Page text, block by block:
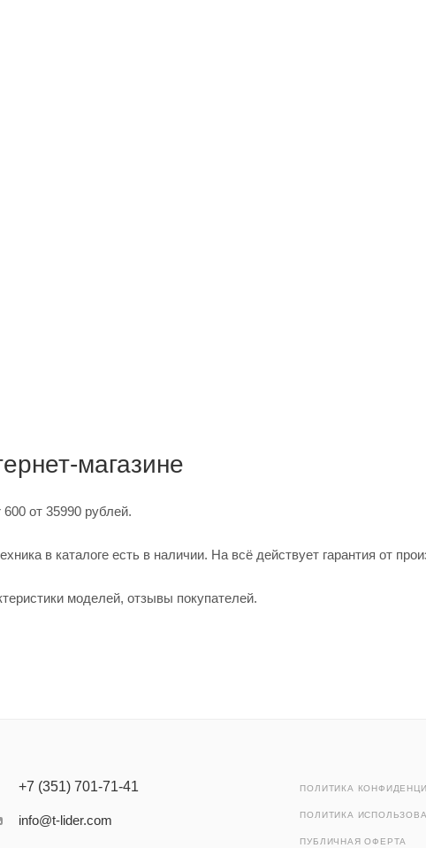
магазине
от 35990 рублей.
в каталоге есть в наличии. На всё действует гарантия от
моделей, отзывы покупателей.
+7 (351) 701-71-41
info@t-lider.com
ПОЛИТИКА
ПОЛИТИКА
ПУБЛИЧНАЯ ОФЕРТА